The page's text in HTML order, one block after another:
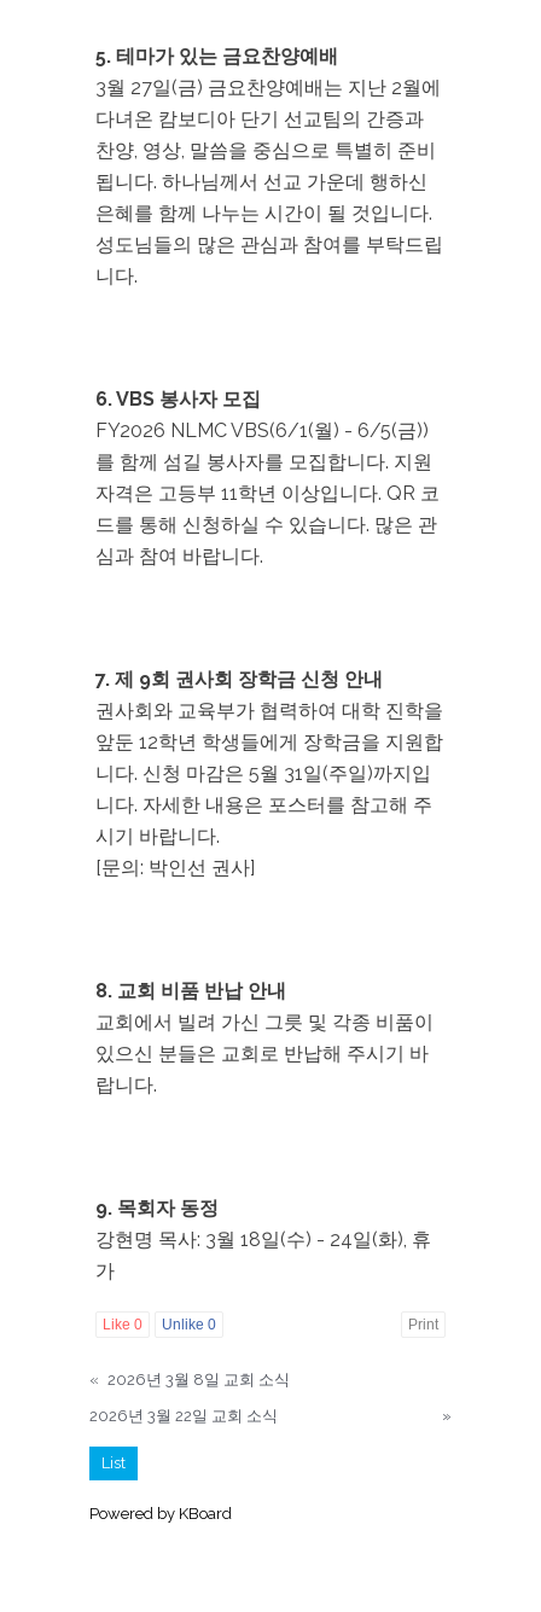
5. 테마가 있는 금요찬양예배
3월 27일(금) 금요찬양예배는 지난 2월에
다녀온 캄보디아 단기 선교팀의 간증과
찬양, 영상, 말씀을 중심으로 특별히 준비
됩니다. 하나님께서 선교 가운데 행하신
은혜를 함께 나누는 시간이 될 것입니다.
성도님들의 많은 관심과 참여를 부탁드립
니다.
6. VBS 봉사자 모집
FY2026 NLMC VBS(6/1(월) - 6/5(금))
를 함께 섬길 봉사자를 모집합니다. 지원
자격은 고등부 11학년 이상입니다. QR 코
드를 통해 신청하실 수 있습니다. 많은 관
심과 참여 바랍니다.
7. 제 9회 권사회 장학금 신청 안내
권사회와 교육부가 협력하여 대학 진학을
앞둔 12학년 학생들에게 장학금을 지원합
니다. 신청 마감은 5월 31일(주일)까지입
니다. 자세한 내용은 포스터를 참고해 주
시기 바랍니다.
[문의: 박인선 권사]
8. 교회 비품 반납 안내
교회에서 빌려 가신 그릇 및 각종 비품이
있으신 분들은 교회로 반납해 주시기 바
랍니다.
9. 목회자 동정
강현명 목사: 3월 18일(수) - 24일(화), 휴
가
Like 0 Unlike 0 Print
« 2026년 3월 8일 교회 소식
2026년 3월 22일 교회 소식
»
List
Powered by KBoard